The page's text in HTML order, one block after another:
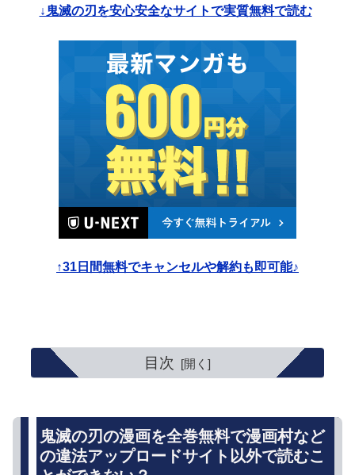
↓鬼滅の刃を安心安全なサイトで実質無料で読む
↑31日間無料でキャンセルや解約も即可能♪
目次
鬼滅の刃の漫画を全巻無料で漫画村など
の違法アップロードサイト以外で読むこ